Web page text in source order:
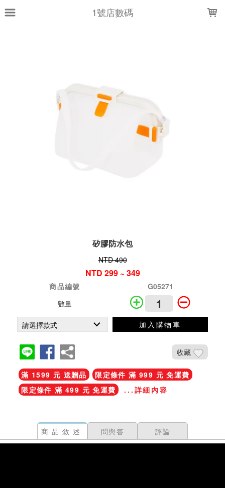
1號店數碼
矽膠防水包
NTD 490
NTD 299 ~ 349
商品編號
G05271
數量
加入購物車
收藏
滿 1599 元 送贈品
限定條件 滿 999 元 免運費
限定條件 滿 499 元 免運費
...詳細內容
商品敘述 問與答 評論